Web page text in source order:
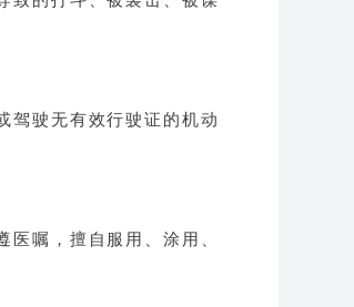
驾驶无有效行驶证的机动
嘱，擅自服用、涂用、